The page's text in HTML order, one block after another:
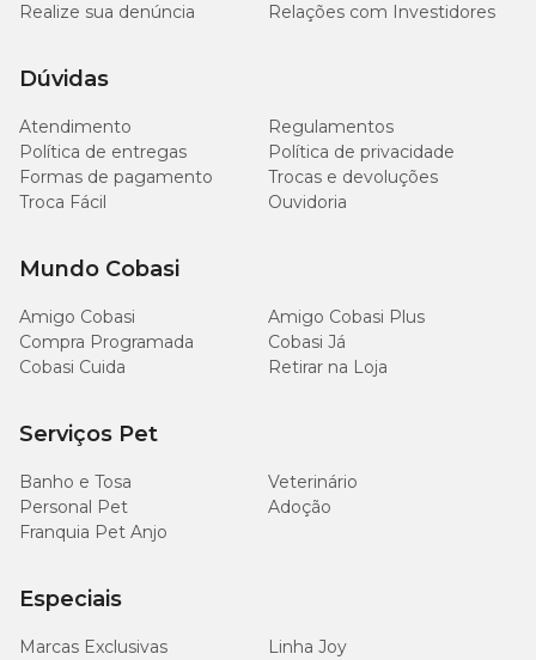
Realize sua denúncia
Relações com Investidores
Dúvidas
Atendimento
Regulamentos
Política de entregas
Política de privacidade
Formas de pagamento
Trocas e devoluções
Troca Fácil
Ouvidoria
Mundo Cobasi
Amigo Cobasi
Amigo Cobasi Plus
Compra Programada
Cobasi Já
Cobasi Cuida
Retirar na Loja
Serviços Pet
Banho e Tosa
Veterinário
Personal Pet
Adoção
Franquia Pet Anjo
Especiais
Marcas Exclusivas
Linha Joy